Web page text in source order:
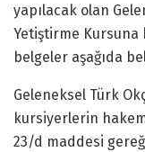
yapılacak olan
Yetiştirme Kursuna
belgeler aşağıda
Geleneksel Türk
kursiyerlerin
23/d maddesi